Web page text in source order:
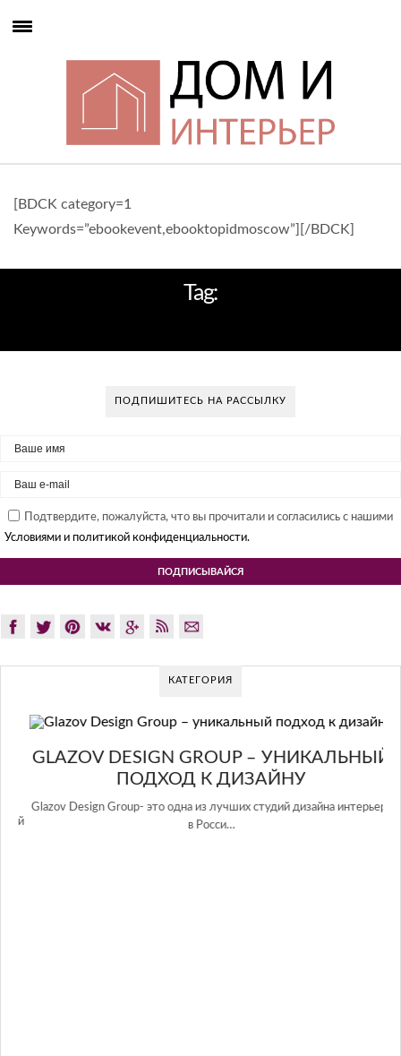
[BDCK category=1
Keywords=”ebookevent,ebooktopidmoscow”][/BDCK]
Tag:
ПОДПИШИТЕСЬ НА РАССЫЛКУ
Подтвердите, пожалуйста, что вы прочитали и согласились с нашими
Условиями и политикой конфиденциальности.
КАТЕГОРИЯ
GLAZOV DESIGN GROUP – УНИКАЛЬНЫЙ
ПОДХОД К ДИЗАЙНУ
Glazov Design Group- это одна из лучших студий дизайна интерьера
в Росси…